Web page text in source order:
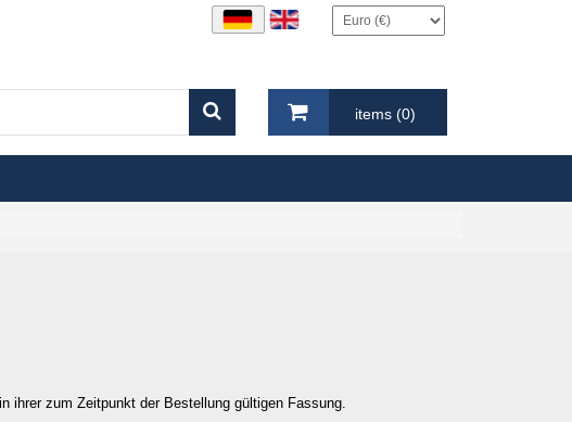
items (0)
ihrer zum Zeitpunkt der Bestellung gültigen Fassung.